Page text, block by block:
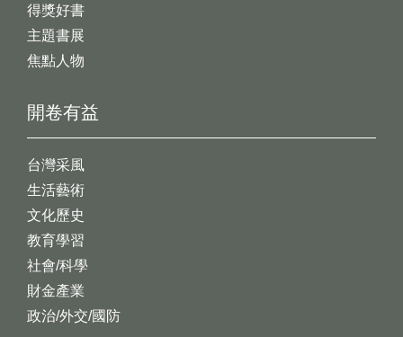
開卷有益
台灣采風
生活藝術
文化歷史
教育學習
社會/科學
財金產業
政治/外交/國防
得獎好書
主題書展
焦點人物